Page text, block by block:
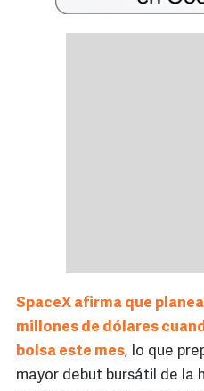
SpaceX afirma que
millones de dólares
bolsa este mes, lo que
mayor debut bursátil de la